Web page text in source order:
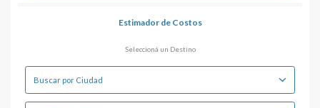
Estimador de Costos
Seleccioná un Destino